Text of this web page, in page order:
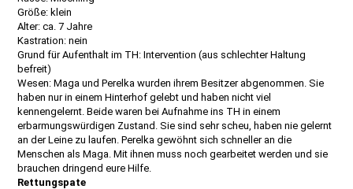
Größe: klein
Alter: ca. 7 Jahre
Kastration: nein
Grund für Aufenthalt im TH: Intervention (aus schlechter Haltung
befreit)
Wesen: Maga und Perelka wurden ihrem Besitzer abgenommen. Sie
haben nur in einem Hinterhof gelebt und haben nicht viel
kennengelernt. Beide waren bei Aufnahme ins TH in einem
erbarmungswürdigen Zustand. Sie sind sehr scheu, haben nie gelernt
an der Leine zu laufen. Perelka gewöhnt sich schneller an die
Menschen als Maga. Mit ihnen muss noch gearbeitet werden und sie
brauchen dringend eure Hilfe.
Rettungspate